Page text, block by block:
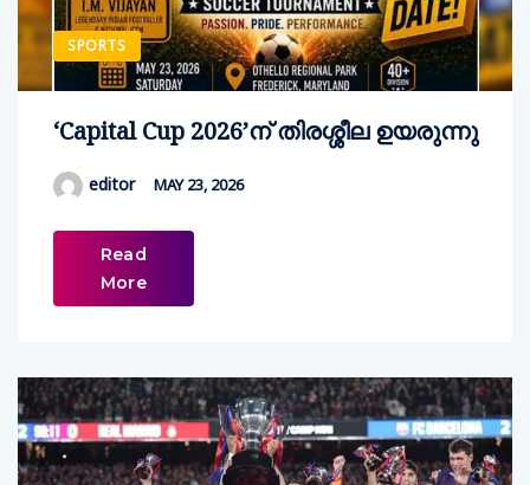
SPORTS
‘Capital Cup 2026’ന്‌ തിരശ്ശീല ഉയരുന്നു
editor MAY 23, 2026
Read
More